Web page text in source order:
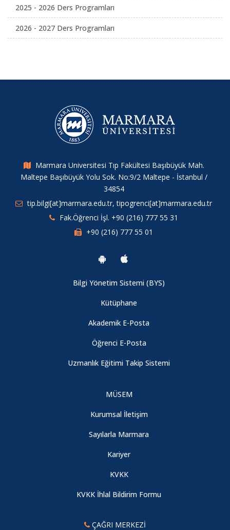
2025 - 2026 Ders Programları
2026 - 2027 Ders Programları
Marmara Universitesi Tıp Fakültesi Başıbüyük Mah.
Maltepe Başıbüyük Yolu Sok. No:9/2 Maltepe - İstanbul /
34854
tip.bilgi[at]marmara.edu.tr, tipogrenci[at]marmara.edu.tr
Fak.Öğrenci İşl. +90 (216) 777 55 31
+90 (216) 777 55 01
Bilgi Yönetim Sistemi (BYS)
Kütüphane
Akademik E-Posta
Öğrenci E-Posta
Uzmanlık Eğitimi Takip Sistemi
MÜSEM
Kurumsal İletişim
Sayılarla Marmara
Kariyer
KVKK
KVKK İhlal Bildirim Formu
ÇAĞRI MERKEZİ